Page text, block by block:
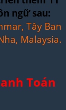
ngữ sau:
Tây Ban
Malaysia.
Toán